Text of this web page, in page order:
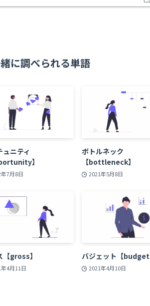
に調べられる単語
ュニティ
】
7月8日
ボトルネック
【bottleneck】
2021年5月8日
【gross】
4月11日
バジェット【budget
2021年4月10日